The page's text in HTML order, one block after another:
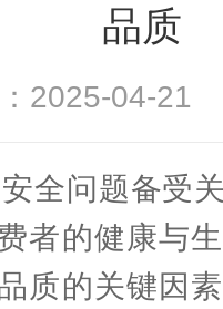
品质
：2025-04-
问题备受关
者的健康与
质的关键因